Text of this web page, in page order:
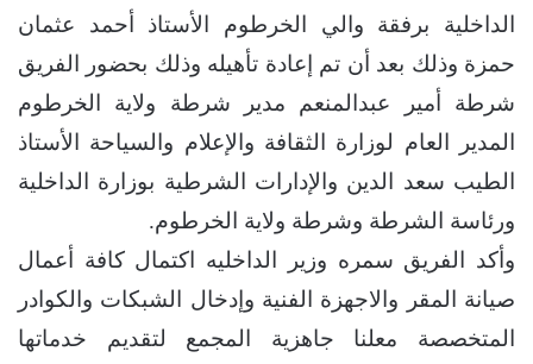
الداخلية برفقة والي الخرطوم الأستاذ أحمد عثمان
حمزة وذلك بعد أن تم إعادة تأهيله وذلك بحضور الفريق
شرطة أمير عبدالمنعم مدير شرطة ولاية الخرطوم
المدير العام لوزارة الثقافة والإعلام والسياحة الأستاذ
الطيب سعد الدين والإدارات الشرطية بوزارة الداخلية
ورئاسة الشرطة وشرطة ولاية الخرطوم.
وأكد الفريق سمره وزير الداخليه اكتمال كافة أعمال
صيانة المقر والاجهزة الفنية وإدخال الشبكات والكوادر
المتخصصة معلنا جاهزية المجمع لتقديم خدماتها